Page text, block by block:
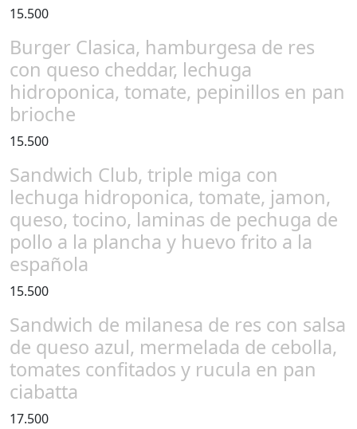
15.500
Burger Clasica, hamburgesa de res
con queso cheddar, lechuga
hidroponica, tomate, pepinillos en pan
brioche
15.500
Sandwich Club, triple miga con
lechuga hidroponica, tomate, jamon,
queso, tocino, laminas de pechuga de
pollo a la plancha y huevo frito a la
española
15.500
Sandwich de milanesa de res con salsa
de queso azul, mermelada de cebolla,
tomates confitados y rucula en pan
ciabatta
17.500